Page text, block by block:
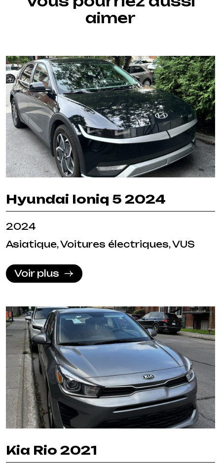
aimer
Hyundai Ioniq 5 2024
2024
Asiatique, Voitures électriques, VUS
Voir plus
Kia Rio 2021